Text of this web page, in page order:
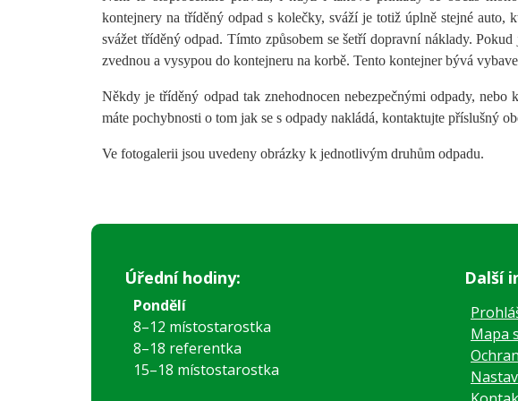
kontejnery na tříděný odpad s kolečky, sváží je totiž úplně stejné auto,
svážet tříděný odpad. Tímto způsobem se šetří dopravní náklady.
zvednou a vysypou do kontejneru na korbě. Tento kontejner bývá
Někdy je tříděný odpad tak znehodnocen nebezpečnými odpady,
máte pochybnosti o tom jak se s odpady nakládá, kontaktujte příslušný
Ve fotogalerii jsou uvedeny obrázky k jednotlivým druhům odpadu.
Úřední hodiny:
Pondělí
8–12 místostarostka
8–18 referentka
15–18 místostarostka
Další
Mapa